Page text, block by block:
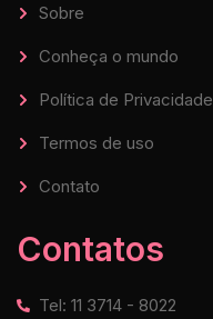
Sobre
Conheça o mundo
Política de Privacidade
Termos de uso
Contato
Contatos
Tel: 11 3714 - 8022